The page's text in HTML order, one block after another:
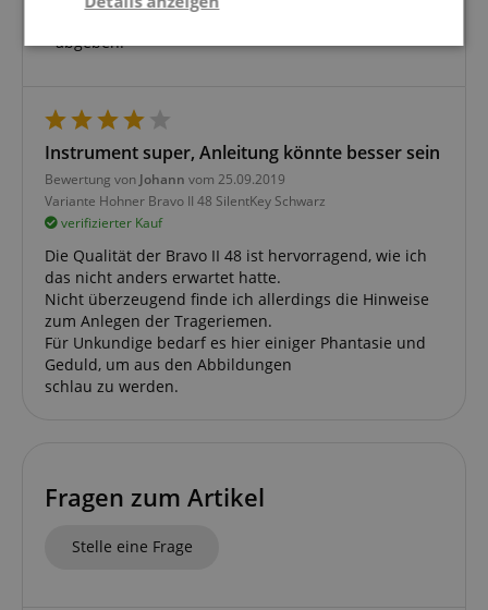
abgeben.
Instrument super, Anleitung könnte besser sein
Bewertung von Johann vom 25.09.2019
Variante Hohner Bravo II 48 SilentKey Schwarz
verifizierter Kauf
Die Qualität der Bravo II 48 ist hervorragend, wie ich
das nicht anders erwartet hatte.
Nicht überzeugend finde ich allerdings die Hinweise
zum Anlegen der Trageriemen.
Für Unkundige bedarf es hier einiger Phantasie und
Geduld, um aus den Abbildungen
schlau zu werden.
Fragen zum Artikel
Stelle eine Frage
Statistik Marketing Funktional
Statistik Marketing Funktional
wie Besucher die Website nutzen, z.B. Analyse-
Cookies. Diese Cookies können nicht verwendet
werden, um einen bestimmten Besucher direkt zu
identifizieren.
91347